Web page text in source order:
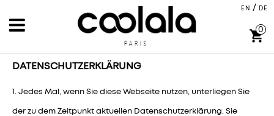
EN / DE
shopping_cart
0
DATENSCHUTZERKLÄRUNG
1. Jedes Mal, wenn Sie diese Webseite nutzen, unterliegen Sie
der zu dem Zeitpunkt aktuellen Datenschutzerklärung. Sie